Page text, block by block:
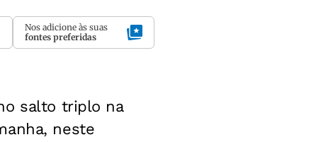
Nos adicione às suas
fontes preferidas
salto triplo na
neste